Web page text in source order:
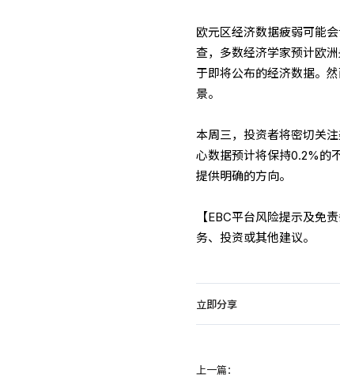
欧元区经济数据疲弱可能
查，多数经济学家预计欧
于即将公布的经济数据。
景。
本周三，投资者将密切关
心数据预计将保持0.2%的
提供明确的方向。
【EBC平台风险提示及免
务、投资或其他建议。
立即分享
上一篇：